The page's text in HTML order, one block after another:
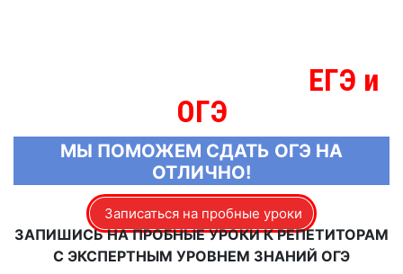
ЕГЭ и
ОГЭ
МЫ ПОМОЖЕМ СДАТЬ ОГЭ НА
ОТЛИЧНО!
Записаться на пробные уроки
ЗАПИШИСЬ НА ПРОБНЫЕ УРОКИ К РЕПЕТИТОРАМ
С ЭКСПЕРТНЫМ УРОВНЕМ ЗНАНИЙ ОГЭ